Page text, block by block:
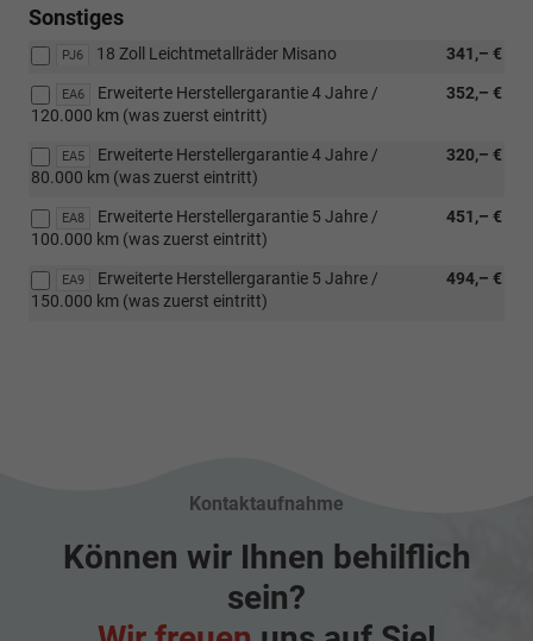
sich
ein
im
toten
befindet
oder
schnell
von
hinten
nähert.
Sonstiges
PJ6 341,– €
18 Zoll Leichtmetallräder Misano
EA6 352,– €
Erweiterte Herstellergarantie 4 Jahre /
120.000 km (was zuerst eintritt)
EA5 320,– €
Erweiterte Herstellergarantie 4 Jahre /
80.000 km (was zuerst eintritt)
EA8 451,– €
Erweiterte Herstellergarantie 5 Jahre /
100.000 km (was zuerst eintritt)
EA9 494,– €
Erweiterte Herstellergarantie 5 Jahre /
150.000 km (was zuerst eintritt)
Kontaktaufnahme
Können wir Ihnen behilflich
sein?